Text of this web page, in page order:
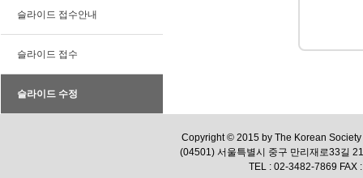
슬라이드 접수안내
슬라이드 접수
슬라이드 수정
Copyright © 2015 by The Korean
(04501) 서울특별시 중구 만리재로33길
TEL : 02-3482-7869